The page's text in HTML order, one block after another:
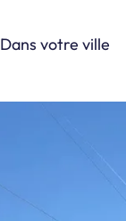
Dans votre ville